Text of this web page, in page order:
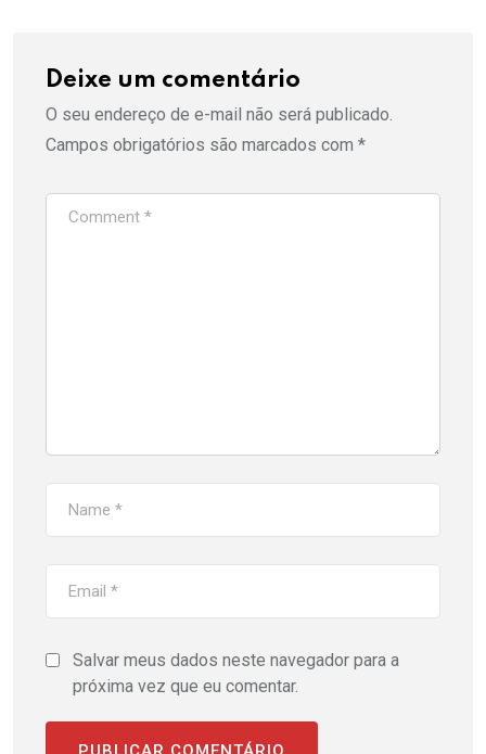
Deixe um comentário
O seu endereço de e-mail não será publicado.
Campos obrigatórios são marcados com *
Salvar meus dados neste navegador para a
próxima vez que eu comentar.